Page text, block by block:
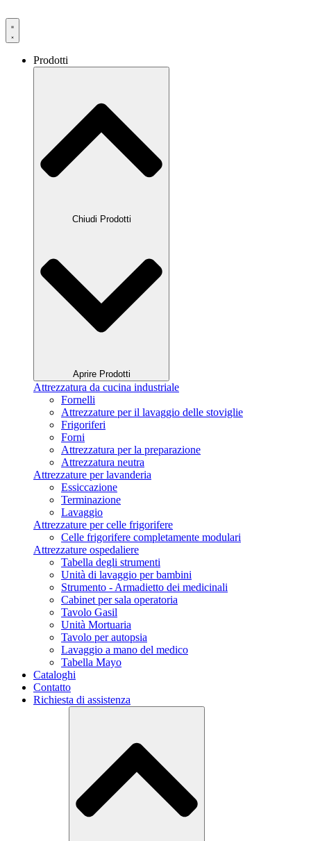
Prodotti
Chiudi Prodotti
Aprire Prodotti
Attrezzatura da cucina industriale
Fornelli
Attrezzature per il lavaggio delle stoviglie
Frigoriferi
Forni
Attrezzatura per la preparazione
Attrezzatura neutra
Attrezzature per lavanderia
Essiccazione
Terminazione
Lavaggio
Attrezzature per celle frigorifere
Celle frigorifere completamente modulari
Attrezzature ospedaliere
Tabella degli strumenti
Unità di lavaggio per bambini
Strumento - Armadietto dei medicinali
Cabinet per sala operatoria
Tavolo Gasil
Unità Mortuaria
Tavolo per autopsia
Lavaggio a mano del medico
Tabella Mayo
Cataloghi
Contatto
Richiesta di assistenza